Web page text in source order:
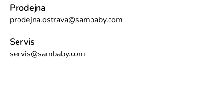
Prodejna
prodejna.ostrava@sambaby.com
Servis
servis@sambaby.com